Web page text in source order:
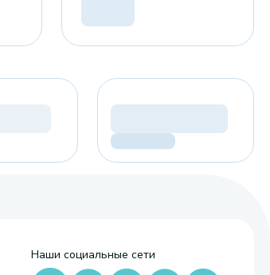
Наши социальные сети